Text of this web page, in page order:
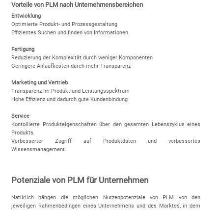
Vorteile von PLM nach Unternehmensbereichen
Entwicklung
Optimierte Produkt- und Prozessgestaltung
Effizientes Suchen und finden von Informationen
Fertigung
Reduzierung der Komplexität durch weniger Komponenten
Geringere Anlaufkosten durch mehr Transparenz
Marketing und Vertrieb
Transparenz im Produkt und Leistungsspektrum
Hohe Effizienz und dadurch gute Kundenbindung
Service
Kontollierte Produkteigenschaften über den gesamten Lebenszyklus eines
Produkts.
Verbesserter Zugriff auf Produktdaten und verbessertes
Wissensmanagement.
Potenziale von PLM für Unternehmen
Natürlich hängen die möglichen Nutzenpotenziale von PLM von den
jeweiligen Rahmenbedingen eines Unternehmens und des Marktes, in dem